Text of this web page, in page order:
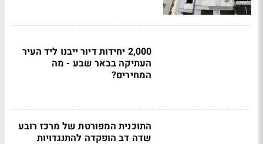
2,000 יחידות דיור ייבנו ליד העיר
העתיקה בבאר שבע - מה
המחירים?
התוכנית המפורטת של מרכז רובע
שדה דב הופקדה להתנגדויות